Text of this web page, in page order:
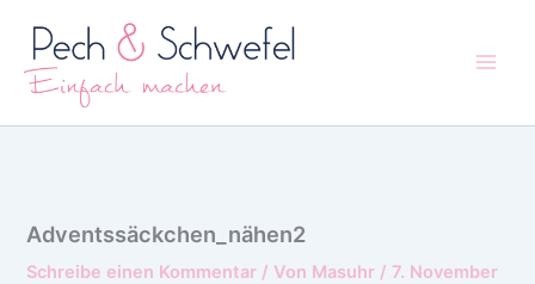
Inhalt
springen
Adventssäckchen_nähen2
Schreibe einen Kommentar / Von Masuhr /7. November